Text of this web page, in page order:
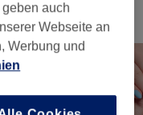
auch
Webseite an
Werbung und